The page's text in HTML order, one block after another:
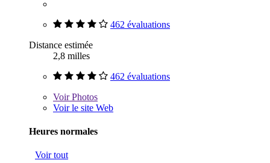
462 évaluations
Distance estimée
2,8 milles
462 évaluations
VoirPhotos
Voir le site Web
Heures normales
Voir tout